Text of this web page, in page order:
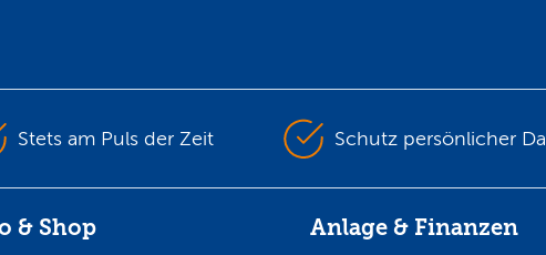
Stets am Puls der Zeit Schutz persönlicher
& Shop Anlage & Finanzen